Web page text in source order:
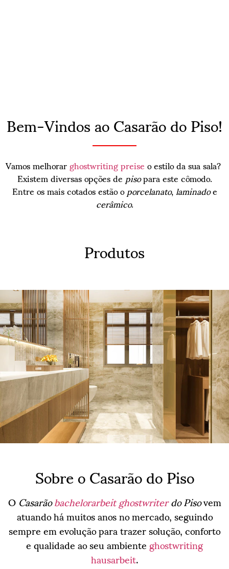
Bem-Vindos ao Casarão do Piso!
Vamos melhorarghostwriting preiseo estilo da sua sala?
Existem diversas opções depisopara este cômodo.
Entre os mais cotados estão oporcelanato,laminadoe
cerâmico.
Produtos
Sobre o Casarão do Piso
OCasarãobachelorarbeit ghostwriterdo Pisovem
atuando há muitos anos no mercado, seguindo
sempre em evolução para trazer solução, conforto
e qualidade ao seu ambienteghostwriting
hausarbeit.